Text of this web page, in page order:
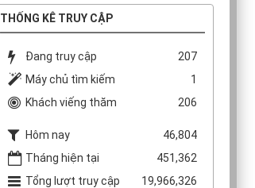
THỐNG KÊ TRUY CẬP
Đang truy cập
207
Máy chủ tìm kiếm
1
Khách viếng thăm
206
Hôm nay
46,804
Tháng hiện tại
451,362
Tổng lượt truy cập
19,966,326